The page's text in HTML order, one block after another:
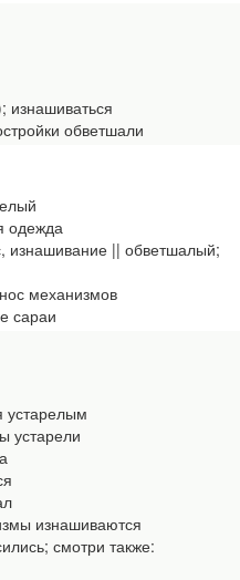
изнашиваться
обветшали
одежда
изнашивание || обветшалый;
механизмов
сараи
устарелым
устарели
изнашиваются
смотри также: